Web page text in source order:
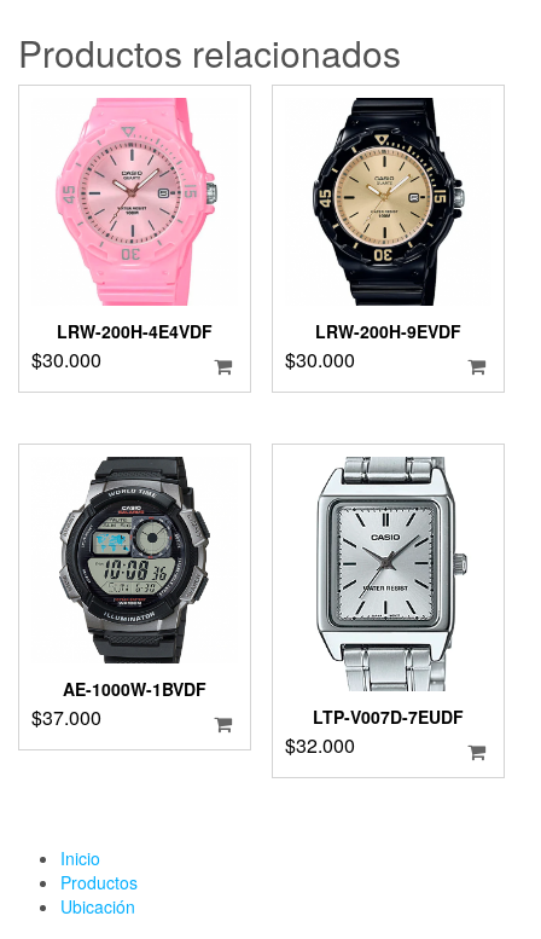
Productos relacionados
LRW-200H-4E4VDF
$30.000
LRW-200H-9EVDF
$30.000
AE-1000W-1BVDF
$37.000 LTP-V007D-7EUDF
$32.000
Inicio
Productos
Ubicación